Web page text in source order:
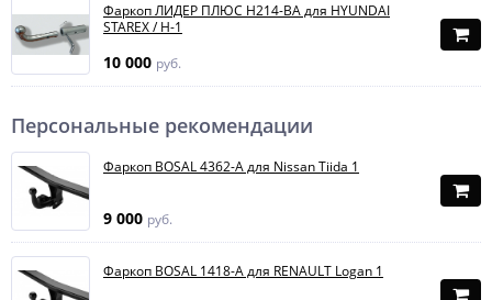
Фаркоп ЛИДЕР ПЛЮС H214-BA для HYUNDAI
STAREX / H-1
10 000 руб.
Персональные рекомендации
Фаркоп BOSAL 4362-A для Nissan Tiida 1
9 000 руб.
Фаркоп BOSAL 1418-A для RENAULT Logan 1